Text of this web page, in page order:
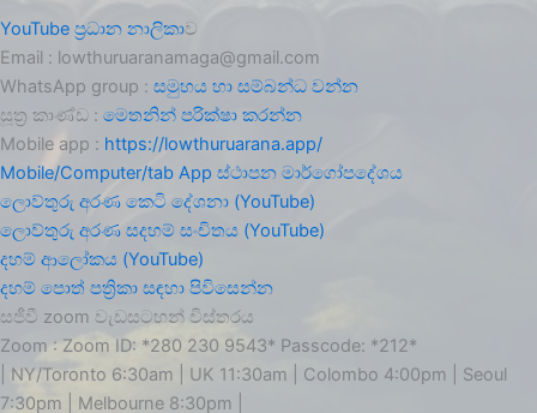
YouTube ප්‍රධාන නාලිකාව
Email : lowthuruaranamaga@gmail.com
WhatsApp group : සමුහය හා සම්බන්ධ වන්න
සූත්‍ර කාණ්ඩ : මෙතනින් පරික්ෂා කරන්න
Mobile app : https://lowthuruarana.app/
Mobile/Computer/tab App ස්ථාපන මාර්ගෝපදේශය
ලොව්තුරු අරණ කෙටි දේශනා (YouTube)
ලොව්තුරු අරණ සදහම් සංචිතය (YouTube)
දහම් ආලෝකය (YouTube)
දහම් පොත් පත්‍රිකා සඳහා පිවිසෙන්න
සජීවී zoom වැඩසටහන් විස්තරය
Zoom : Zoom ID: *280 230 9543* Passcode: *212*
| NY/Toronto 6:30am | UK 11:30am | Colombo 4:00pm | Seoul
7:30pm | Melbourne 8:30pm |